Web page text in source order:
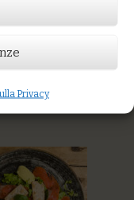
Privacy